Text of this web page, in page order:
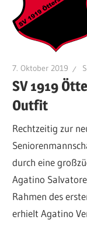
7. Oktober 2019
SV 1919
Outfit
Rechtzeitig zur
durch eine
Agatino
Rahmen des
erhielt Agatino